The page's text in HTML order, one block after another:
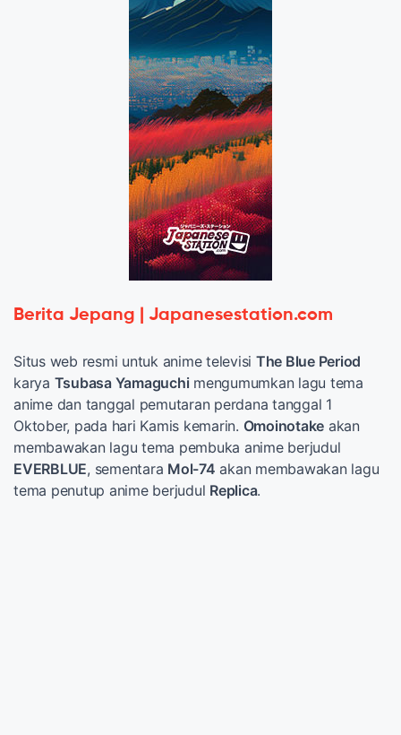
Berita Jepang | Japanesestation.com
Situs web resmi untuk anime televisi The Blue Period
karya Tsubasa Yamaguchi mengumumkan lagu tema
anime dan tanggal pemutaran perdana tanggal 1
Oktober, pada hari Kamis kemarin. Omoinotake akan
membawakan lagu tema pembuka anime berjudul
EVERBLUE, sementara Mol-74 akan membawakan lagu
tema penutup anime berjudul Replica.